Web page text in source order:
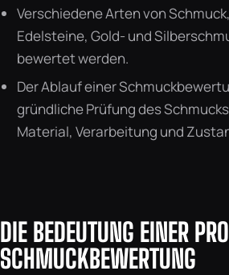
Verschiedene Arten von
Edelsteine, Gold- und
bewertet werden.
Der Ablauf einer
gründliche Prüfung des
Material, Verarbeitung und
DIE BEDEUTUNG EINER
SCHMUCKBEWERTUNG